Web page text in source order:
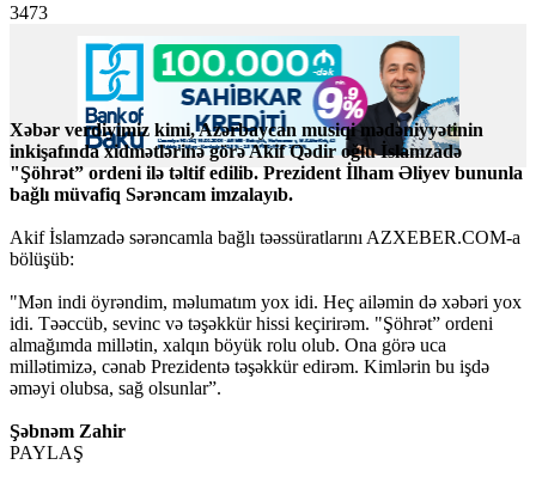
3473
Xəbər verdiyimiz kimi, Azərbaycan musiqi mədəniyyətinin
inkişafında xidmətlərinə görə Akif Qədir oğlu İslamzadə
"Şöhrət” ordeni ilə təltif edilib. Prezident İlham Əliyev bununla
bağlı müvafiq Sərəncam imzalayıb.
Akif İslamzadə sərəncamla bağlı təəssüratlarını AZXEBER.COM-a
bölüşüb:
"Mən indi öyrəndim, məlumatım yox idi. Heç ailəmin də xəbəri yox
idi. Təəccüb, sevinc və təşəkkür hissi keçirirəm. "Şöhrət” ordeni
almağımda millətin, xalqın böyük rolu olub. Ona görə uca
millətimizə, cənab Prezidentə təşəkkür edirəm. Kimlərin bu işdə
əməyi olubsa, sağ olsunlar”.
Şəbnəm Zahir
PAYLAŞ